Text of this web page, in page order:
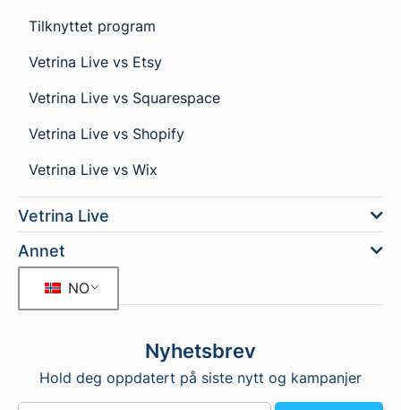
Tilknyttet program
Vetrina Live vs Etsy
Vetrina Live vs Squarespace
Vetrina Live vs Shopify
Vetrina Live vs Wix
Vetrina Live
Annet
NO
Nyhetsbrev
Hold deg oppdatert på siste nytt og kampanjer